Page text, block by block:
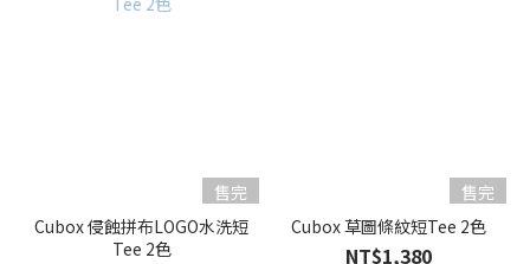
售完
Cubox 侵蝕拼布LOGO水洗短
Tee 2色
售完
Cubox 草圖條紋短Tee 2色
NT$1,380